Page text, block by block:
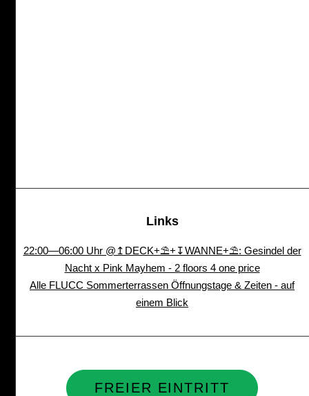
Links
22:00—06:00 Uhr @↥DECK+⛱+↧WANNE+⛱: Gesindel der
Nacht x Pink Mayhem - 2 floors 4 one price
Alle FLUCC Sommerterrassen Öffnungstage & Zeiten - auf
einem Blick
FREIER EINTRITT